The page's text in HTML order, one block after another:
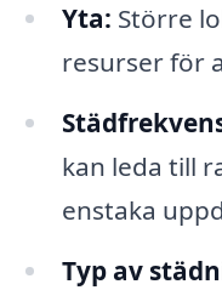
Yta: Större
resurser för
kan leda till
enstaka
Typ av